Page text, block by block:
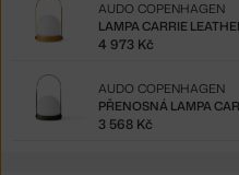
LAMPA CARRIE
AUDO COPENHAGEN
4 973 Kč
PŘENOSNÁ LAMPA
AUDO COPENHAGEN
3 568 Kč